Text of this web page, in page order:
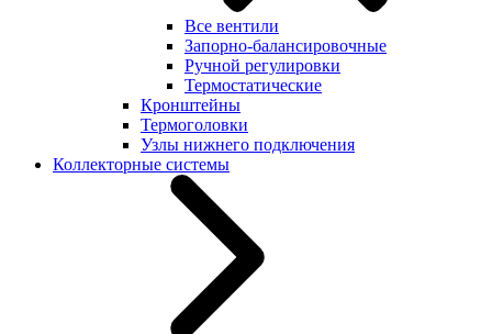
Все вентили
Запорно-балансировочные
Ручной регулировки
Термостатические
Кронштейны
Термоголовки
Узлы нижнего подключения
Коллекторные системы